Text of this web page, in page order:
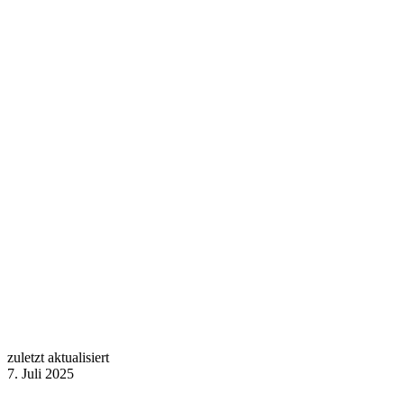
zuletzt aktualisiert
7. Juli 2025